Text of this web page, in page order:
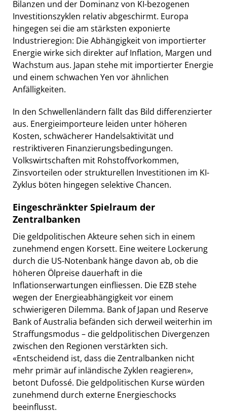
Bilanzen und der Dominanz von KI-bezogenen
Investitionszyklen relativ abgeschirmt. Europa
hingegen sei die am stärksten exponierte
Industrieregion: Die Abhängigkeit von importierter
Energie wirke sich direkter auf Inflation, Margen und
Wachstum aus. Japan stehe mit importierter Energie
und einem schwachen Yen vor ähnlichen
Anfälligkeiten.
In den Schwellenländern fällt das Bild differenzierter
aus. Energieimporteure leiden unter höheren
Kosten, schwächerer Handelsaktivität und
restriktiveren Finanzierungsbedingungen.
Volkswirtschaften mit Rohstoffvorkommen,
Zinsvorteilen oder strukturellen Investitionen im KI-
Zyklus böten hingegen selektive Chancen.
Eingeschränkter Spielraum der
Zentralbanken
Die geldpolitischen Akteure sehen sich in einem
zunehmend engen Korsett. Eine weitere Lockerung
durch die US-Notenbank hänge davon ab, ob die
höheren Ölpreise dauerhaft in die
Inflationserwartungen einfliessen. Die EZB stehe
wegen der Energieabhängigkeit vor einem
schwierigeren Dilemma. Bank of Japan und Reserve
Bank of Australia befänden sich derweil weiterhin im
Straffungsmodus – die geldpolitischen Divergenzen
zwischen den Regionen verstärkten sich.
«Entscheidend ist, dass die Zentralbanken nicht
mehr primär auf inländische Zyklen reagieren»,
betont Dufossé. Die geldpolitischen Kurse würden
zunehmend durch externe Energieschocks
beeinflusst.